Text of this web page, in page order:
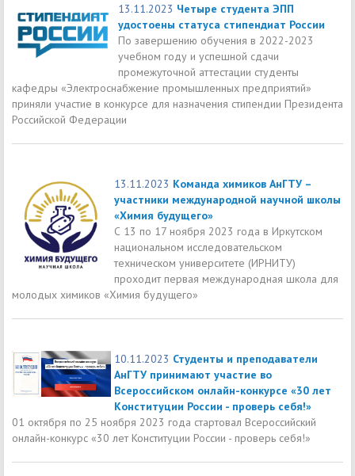
13.11.2023 Четыре студента ЭПП
удостоены статуса стипендиат России
По завершению обучения в 2022-2023
учебном году и успешной сдачи
промежуточной аттестации студенты
кафедры «Электроснабжение промышленных предприятий»
приняли участие в конкурсе для назначения стипендии Президента
Российской Федерации
13.11.2023 Команда химиков АнГТУ –
участники международной научной школы
«Химия будущего»
С 13 по 17 ноября 2023 года в Иркутском
национальном исследовательском
техническом университете (ИРНИТУ)
проходит первая международная школа для
молодых химиков «Химия будущего»
10.11.2023 Студенты и преподаватели
АнГТУ принимают участие во
Всероссийском онлайн-конкурсе «30 лет
Конституции России - проверь себя!»
01 октября по 25 ноября 2023 года стартовал Всероссийский
онлайн-конкурс «30 лет Конституции России - проверь себя!»